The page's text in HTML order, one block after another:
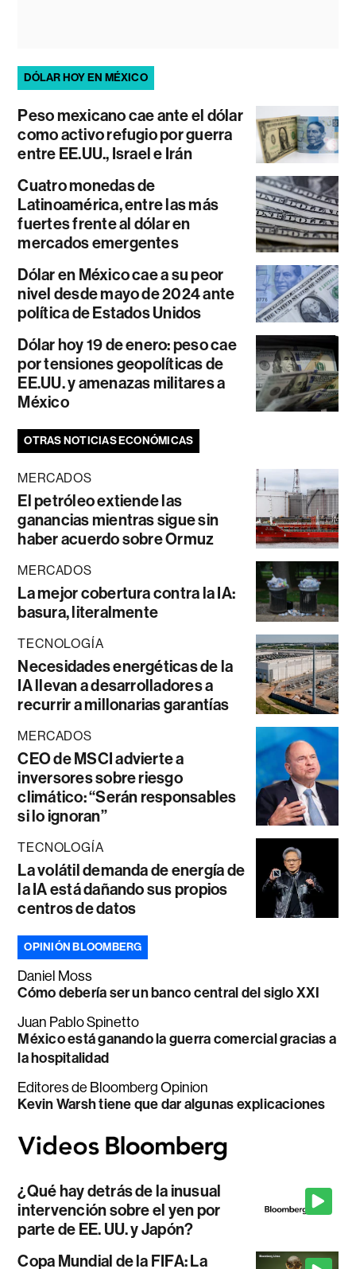
DÓLAR HOY EN MÉXICO
Peso mexicano cae ante el dólar
como activo refugio por guerra
entre EE.UU., Israel e Irán
Cuatro monedas de
Latinoamérica, entre las más
fuertes frente al dólar en
mercados emergentes
Dólar en México cae a su peor
nivel desde mayo de 2024 ante
política de Estados Unidos
Dólar hoy 19 de enero: peso cae
por tensiones geopolíticas de
EE.UU. y amenazas militares a
México
OTRAS NOTICIAS ECONÓMICAS
MERCADOS
El petróleo extiende las
ganancias mientras sigue sin
haber acuerdo sobre Ormuz
MERCADOS
La mejor cobertura contra la IA:
basura, literalmente
TECNOLOGÍA
Necesidades energéticas de la
IA llevan a desarrolladores a
recurrir a millonarias garantías
MERCADOS
CEO de MSCI advierte a
inversores sobre riesgo
climático: “Serán responsables
si lo ignoran”
TECNOLOGÍA
La volátil demanda de energía de
la IA está dañando sus propios
centros de datos
OPINIÓN BLOOMBERG
Daniel Moss
Cómo debería ser un banco central del siglo XXI
Juan Pablo Spinetto
México está ganando la guerra comercial gracias a
la hospitalidad
Editores de Bloomberg Opinion
Kevin Warsh tiene que dar algunas explicaciones
¿Qué hay detrás de la inusual
intervención sobre el yen por
parte de EE. UU. y Japón?
Copa Mundial de la FIFA: La